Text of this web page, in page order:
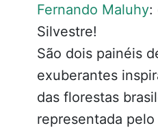
Fernando Maluhy:
Silvestre!
São dois painéis
exuberantes
das florestas
representada